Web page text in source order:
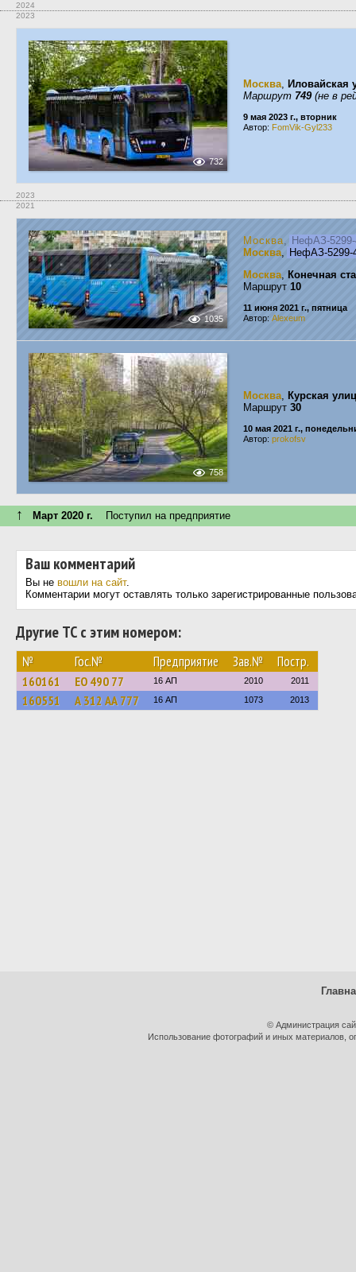
2024
2023
732
Москва, Иловайская
Маршрут 749(не в
9 мая 2023 г., вторник
Автор: FomVik-Gyl233
2023
2021
1035
Москва, НефАЗ-
Москва, НефАЗ-
Москва, Конечная
Маршрут 10
11 июня 2021 г., пятница
Автор: Alexeum
758
Москва, Курская
Маршрут 30
10 мая 2021 г.,
Автор: prokofsv
↑ Март 2020 г. Поступил на предприятие
Ваш комментарий
Вы не вошли на сайт.
Комментарии могут оставлять только зарегистрированные
Другие ТС с этим номером:
№ Гос.№ Предприятие Зав.№ Постр.
160161 ЕО 490 77 16 АП 2010 2011
160551 А 312 АА 777 16 АП 1073 2013
© Администрация
Использование фотографий и иных материалов,